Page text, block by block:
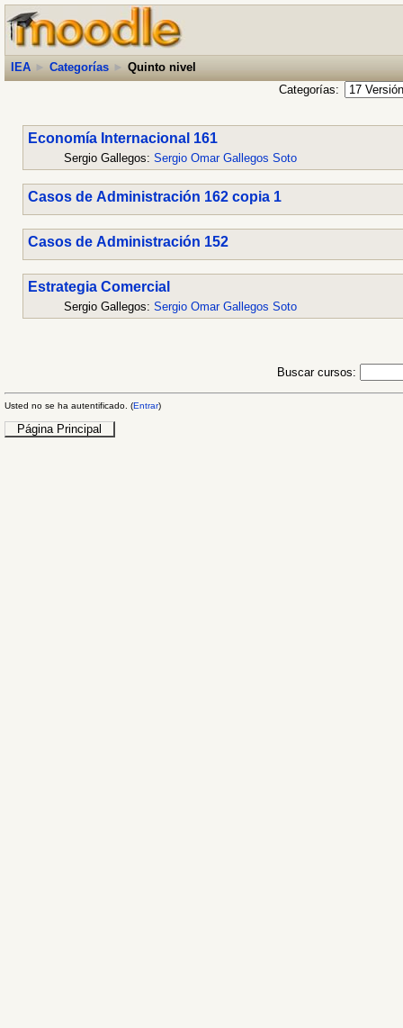
IEA ► Categorías ► Quinto nivel
Categorías:
Economía Internacional 161
Sergio Gallegos: Sergio Omar Gallegos Soto
Casos de Administración 162 copia 1
Casos de Administración 152
Estrategia Comercial
Sergio Gallegos: Sergio Omar Gallegos Soto
Buscar cursos:
Usted no se ha autentificado. (Entrar)
Página Principal